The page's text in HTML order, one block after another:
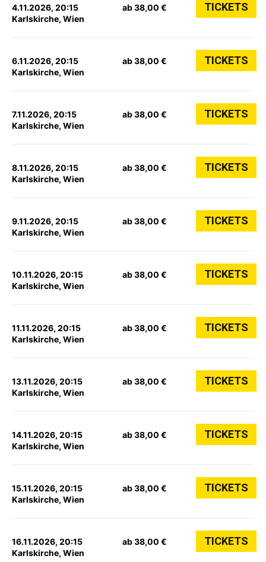
4.11.2026, 20:15
Karlskirche, Wien
ab 38,00 € TICKETS
6.11.2026, 20:15
Karlskirche, Wien
ab 38,00 € TICKETS
7.11.2026, 20:15
Karlskirche, Wien
ab 38,00 € TICKETS
8.11.2026, 20:15
Karlskirche, Wien
ab 38,00 € TICKETS
9.11.2026, 20:15
Karlskirche, Wien
ab 38,00 € TICKETS
10.11.2026, 20:15
Karlskirche, Wien
ab 38,00 € TICKETS
11.11.2026, 20:15
Karlskirche, Wien
ab 38,00 € TICKETS
13.11.2026, 20:15
Karlskirche, Wien
ab 38,00 € TICKETS
14.11.2026, 20:15
Karlskirche, Wien
ab 38,00 € TICKETS
15.11.2026, 20:15
Karlskirche, Wien
ab 38,00 € TICKETS
16.11.2026, 20:15
Karlskirche, Wien
ab 38,00 € TICKETS